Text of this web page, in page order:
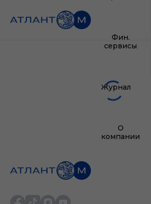
Фин.
сервисы
Журнал
О
компании